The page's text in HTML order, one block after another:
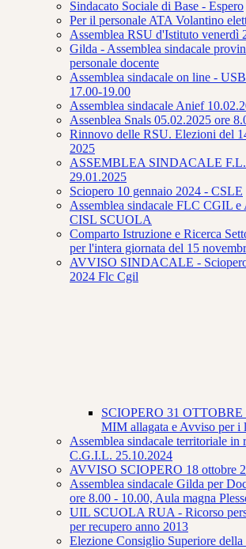
Sindacato Sociale di Base - Espero
Per il personale ATA Volantino
Assemblea RSU d'Istituto venerdì
Gilda - Assemblea sindacale
personale docente
Assemblea sindacale on line -
17.00-19.00
Assemblea sindacale Anief
Assenblea Snals 05.02.2025 ore
Rinnovo delle RSU. Elezioni del
2025
ASSEMBLEA SINDACALE
29.01.2025
Sciopero 10 gennaio 2024 - CSLE
Assemblea sindacale FLC CGIL e
CISL SCUOLA
Comparto Istruzione e Ricerca
per l'intera giornata del 15
AVVISO SINDACALE -
2024 Flc Cgil
SCIOPERO 31 OTTOBRE
MIM allagata e Avviso per i
Assemblea sindacale territoriale in
C.G.I.L. 25.10.2024
AVVISO SCIOPERO 18 ottobre
Assemblea sindacale Gilda per
ore 8.00 - 10.00, Aula magna
UIL SCUOLA RUA - Ricorso
per recupero anno 2013
Elezione Consiglio Superiore